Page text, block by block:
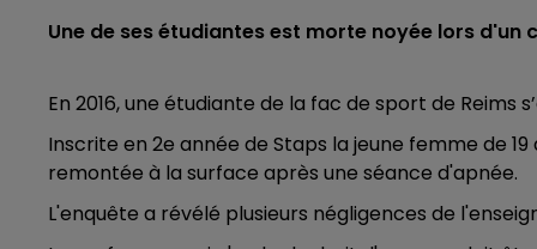
Une de ses étudiantes est morte noyée lors d'un
En 2016, une étudiante de la fac de sport de Reims
Inscrite en 2e année de Staps la jeune femme de
remontée à la surface après une séance d'apnée.
L'enquête a révélé plusieurs négligences de